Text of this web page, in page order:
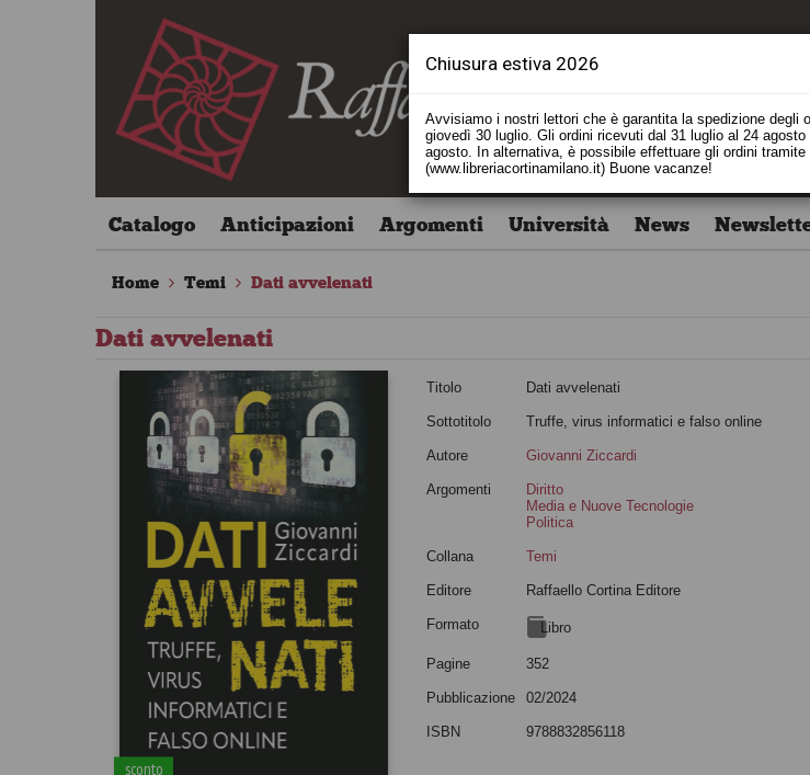
Catalogo Anticipazioni Argomenti Università News
Home Temi Dati avvelenati
Dati avvelenati
sconto
Titolo Dati avvelenati
Sottotitolo Truffe, virus informatici e falso online
Autore Giovanni Ziccardi
Argomenti
Diritto
Media e Nuove Tecnologie
Politica
Collana Temi
Editore Raffaello Cortina Editore
Formato Libro
Pagine 352
Pubblicazione 02/2024
ISBN 9788832856118
Chiusura estiva 2026
Avvisiamo i nostri lettori che è garantita la spedizione degli
giovedì 30 luglio. Gli ordini ricevuti dal 31 luglio al 24
agosto. In alternativa, è possibile effettuare gli ordini tramite
(www.libreriacortinamilano.it) Buone vacanze!